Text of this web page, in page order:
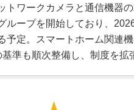
トワークカメラと通信機器
ループを開始しており、
予定。スマートホーム関連
準も順次整備し、制度を拡